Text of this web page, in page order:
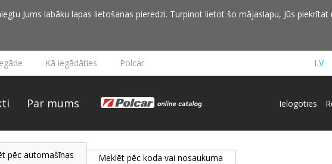
Jums labāku lapas lietošanas pieredzi. Turpinot lietot šo mājaslapu, Jūs piekrītat
LV
Kā iegādāties Polcar
Par mums Ielogoties
pēc automašīnas Meklēt pēc koda vai nosaukuma